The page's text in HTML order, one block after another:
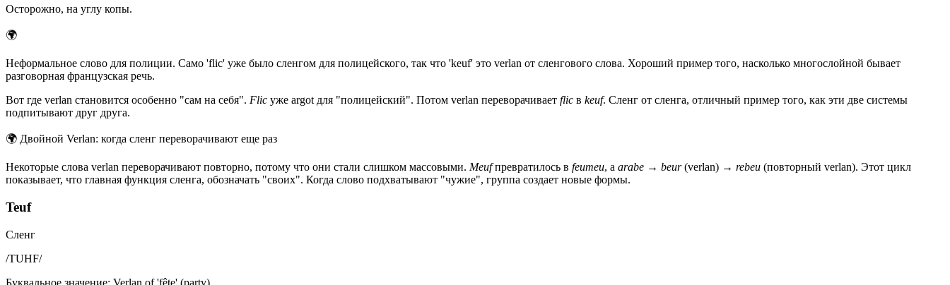
Осторожно, на углу копы.
🌍
Неформальное слово для полиции. Само 'flic' уже было сленгом для полицейского, так что 'keuf' это verlan от сленгового слова. Хороший пример того, насколько многослойной бывает
разговорная французская речь.
Вот где verlan становится особенно "сам на себя". Flic уже argot для "полицейский". Потом verlan переворачивает flic в keuf. Сленг от сленга, отличный пример того, как эти две системы
подпитывают друг друга.
🌍 Двойной Verlan: когда сленг переворачивают еще раз
Некоторые слова verlan переворачивают повторно, потому что они стали слишком массовыми. Meufпревратилось в feumeu, а arabe → beur(verlan) → rebeu (повторный verlan). Этот цикл
показывает, что главная функция сленга, обозначать "своих". Когда слово подхватывают "чужие", группа создает новые формы.
Teuf
Сленг
/TUHF/
Буквальное значение: Verlan of 'fête' (party)